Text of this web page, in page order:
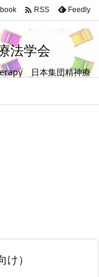
}
法学会
日本集団精神療
長や回復を支援する
 RSS Feedly
）